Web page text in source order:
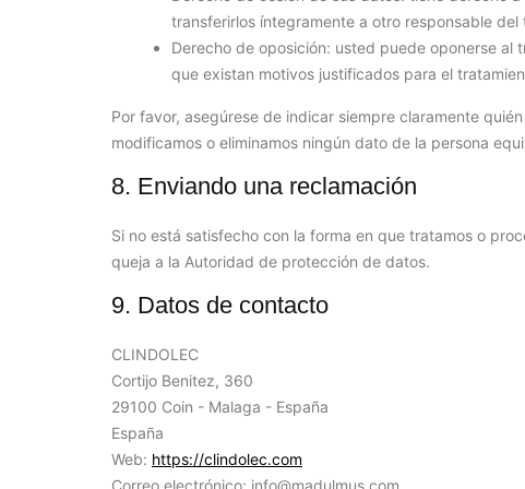
transferirlos íntegramente a otro responsable
Derecho de oposición: usted puede oponerse al
que existan motivos justificados para el
Por favor, asegúrese de indicar siempre claramente
modificamos o eliminamos ningún dato de la persona
8. Enviando una reclamación
Si no está satisfecho con la forma en que tratamos o
queja a la Autoridad de protección de datos.
9. Datos de contacto
CLINDOLEC
Cortijo Benitez, 360
29100 Coin - Malaga - España
España
Web: https://clindolec.com
Correo electrónico: info@madulmus.com